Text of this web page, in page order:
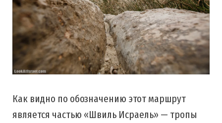
Как видно по обозначению этот маршрут
является частью «Швиль Исраель» — тропы